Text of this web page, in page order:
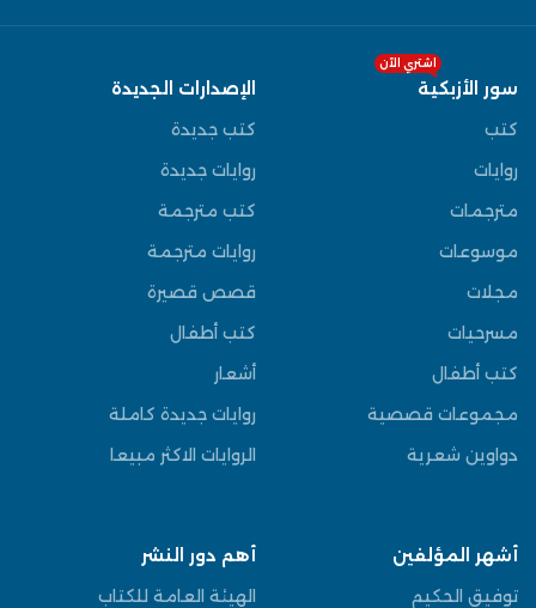
سور الأزبكية
اشتري الآن
كتب
روايات
مترجمات
موسوعات
مجلات
مسرحيات
كتب أطفال
مجموعات قصصية
دواوين شعرية
الإصدارات الجديدة
كتب جديدة
روايات جديدة
كتب مترجمة
روايات مترجمة
قصص قصيرة
كتب أطفال
أشعار
روايات جديدة كاملة
الروايات الاكثر مبيعا
أشهر المؤلفين
توفيق الحكيم
أهم دور النشر
الهيئة العامة للكتاب